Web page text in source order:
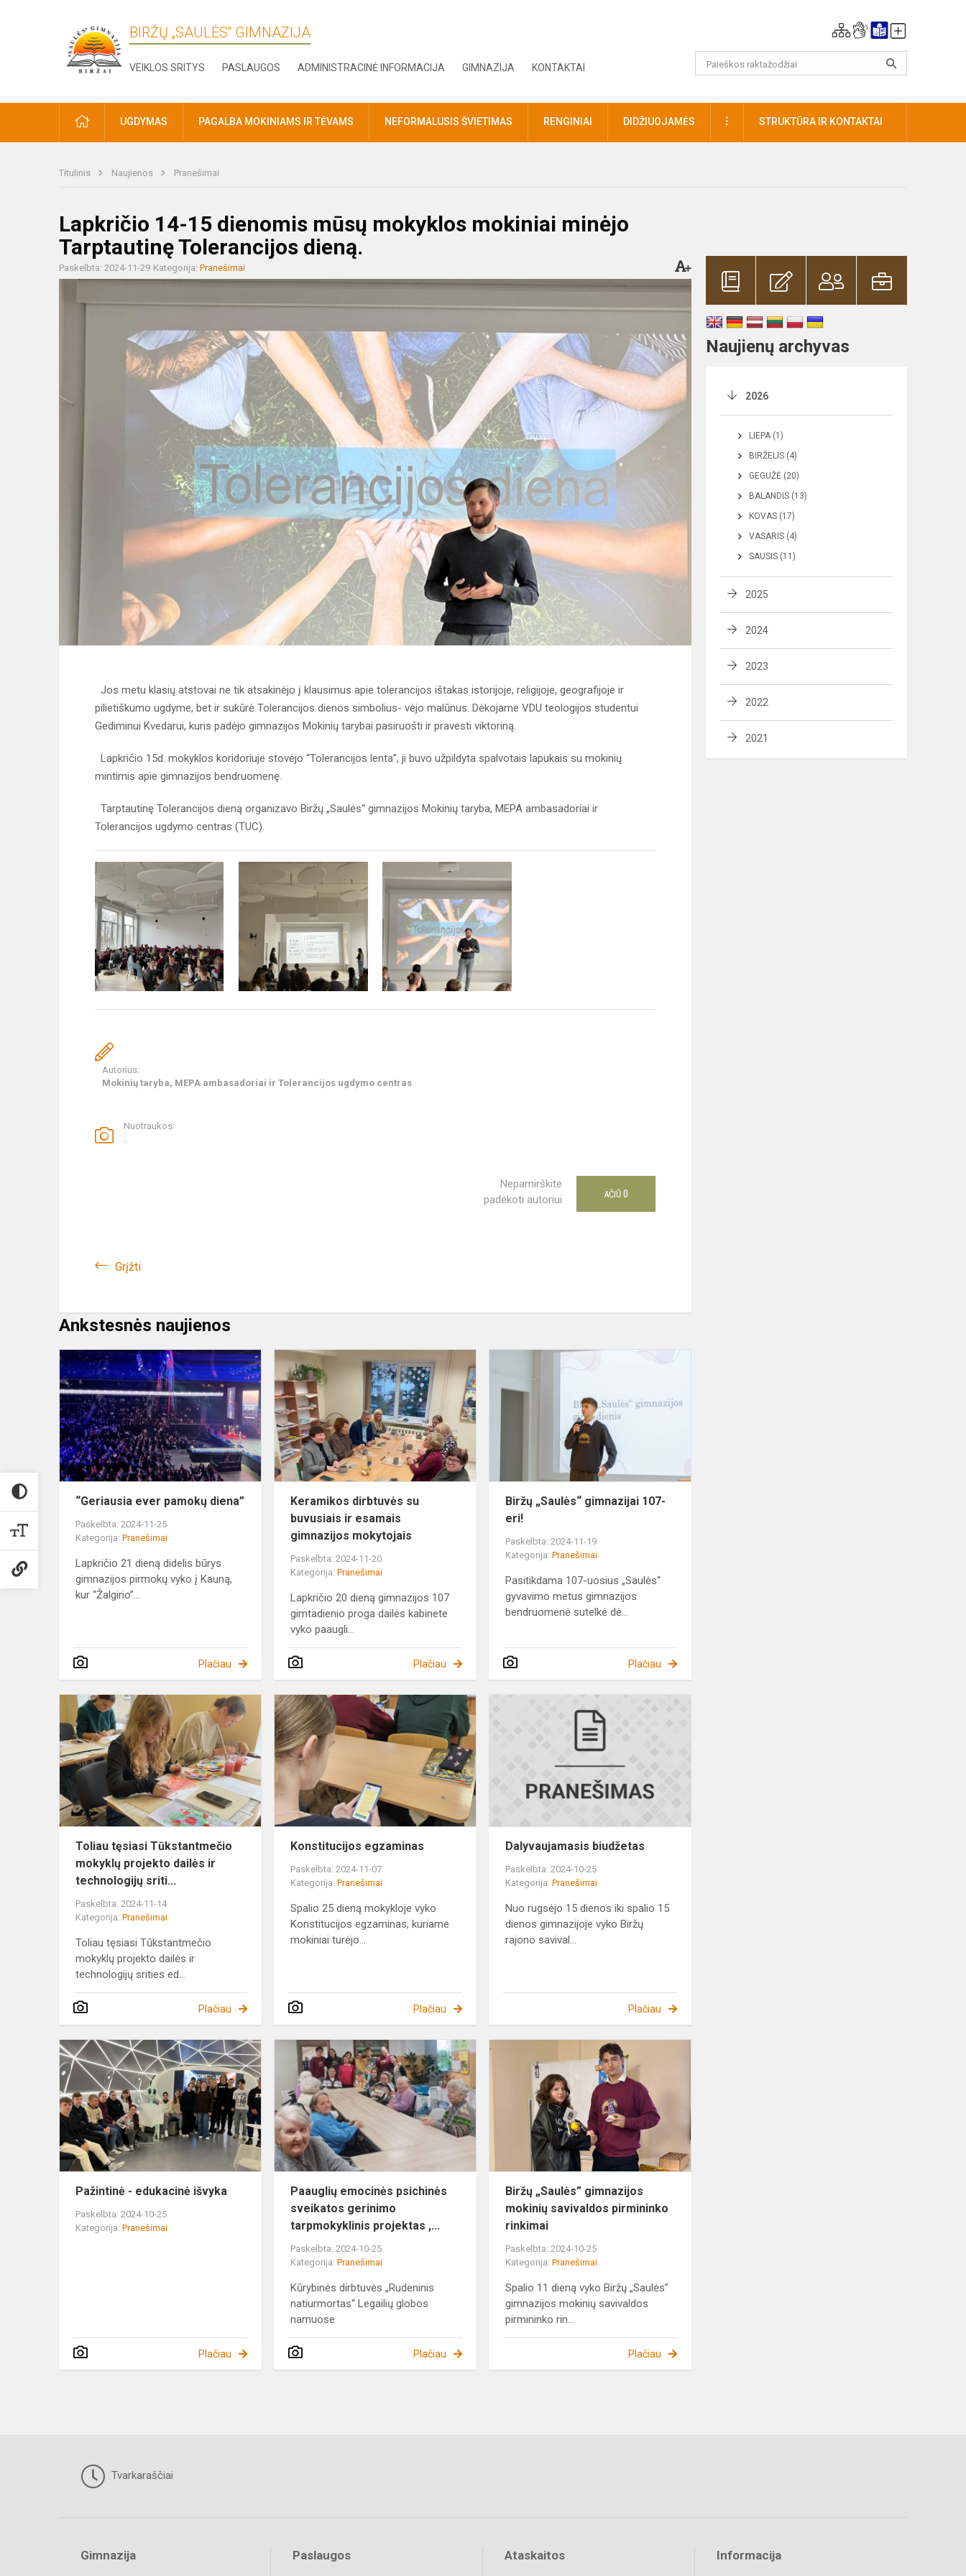
BIRŽŲ „SAULĖS“ GIMNAZIJA
VEIKLOS SRITYS PASLAUGOS ADMINISTRACINĖ INFORMACIJA GIMNAZIJA KONTAKTAI
PRADŽIAUGDYMAS PAGALBA MOKINIAMS IR TĖVAMS NEFORMALUSIS ŠVIETIMAS RENGINIAI DIDŽIUOJAMĖS DAUGIAUSTRUKTŪRA IR KONTAKTAI
Titulinis Naujienos Pranešimai
Lapkričio 14-15 dienomis mūsų mokyklos mokiniai minėjo
Tarptautinę Tolerancijos dieną.
Paskelbta: 2024-11-29 Kategorija: Pranešimai
Jos metu klasių atstovai ne tik atsakinėjo į klausimus apie tolerancijos ištakas istorijoje, religijoje, geografijoje ir
pilietiškumo ugdyme, bet ir sukūrė Tolerancijos dienos simbolius- vėjo malūnus. Dėkojame VDU teologijos studentui
Gediminui Kvedarui, kuris padėjo gimnazijos Mokinių tarybai pasiruošti ir pravesti viktoriną.
Lapkričio 15d. mokyklos koridoriuje stovėjo “Tolerancijos lenta”, ji buvo užpildyta spalvotais lapukais su mokinių
mintimis apie gimnazijos bendruomenę.
Tarptautinę Tolerancijos dieną organizavo Biržų „Saulės“ gimnazijos Mokinių taryba, MEPA ambasadoriai ir
Tolerancijos ugdymo centras (TUC).
Autorius:
Mokinių taryba, MEPA ambasadoriai ir Tolerancijos ugdymo centras
Nuotraukos:
.
Nepamirškite
padėkoti autoriui
AČIŪ 0
Grįžti
Ankstesnės naujienos
“Geriausia
ever
pamokų
diena”
“Geriausia ever pamokų diena”
Paskelbta: 2024-11-25
Kategorija: Pranešimai
Lapkričio 21 dieną didelis būrys
gimnazijos pirmokų vyko į Kauną,
kur “Žalgirio”...
Plačiau
dirbtuvės
su
buvusiais
ir
gimnazijos
Keramikos dirbtuvės su
buvusiais ir esamais
gimnazijos mokytojais
Paskelbta: 2024-11-20
Kategorija:Pranešimai
Lapkričio 20 dieną gimnazijos 107
gimtadienio proga dailės kabinete
vyko paaugli...
Plačiau
Biržų „Saulės“ gimnazijai 107-
eri!
Paskelbta: 2024-11-19
Kategorija:Pranešimai
Pasitikdama 107-uosius „Saulės“
gyvavimo metus gimnazijos
bendruomenė sutelkė dė...
Plačiau
Toliau
tęsiasi
Tūkstantmečio
mokyklų
projekto
dailės
ir
te...
Toliau tęsiasi Tūkstantmečio
mokyklų projekto dailės ir
technologijų sriti...
Paskelbta: 2024-11-14
Kategorija: Pranešimai
Toliau tęsiasi Tūkstantmečio
mokyklų projekto dailės ir
technologijų srities ed...
Plačiau
Konstitucijos
egzaminas
Konstitucijos egzaminas
Paskelbta: 2024-11-07
Kategorija:Pranešimai
Spalio 25 dieną mokykloje vyko
Konstitucijos egzaminas, kuriame
mokiniai turėjo...
Plačiau
Dalyvaujamasis biudžetas
Paskelbta: 2024-10-25
Kategorija:Pranešimai
Nuo rugsėjo 15 dienos iki spalio 15
dienos gimnazijoje vyko Biržų
rajono savival...
Plačiau
Pažintinė
-
edukacinė
išvyka
Pažintinė - edukacinė išvyka
Paskelbta: 2024-10-25
Kategorija: Pranešimai
Plačiau
Paauglių
gerinimo
tarpmokyklin...
Paauglių emocinės psichinės
sveikatos gerinimo
tarpmokyklinis projektas ,...
Paskelbta: 2024-10-25
Kategorija:Pranešimai
Kūrybinės dirbtuvės „Rudeninis
natiurmortas“ Legailių globos
namuose
Plačiau
savivaldos
Biržų „Saulės” gimnazijos
mokinių savivaldos pirmininko
rinkimai
Paskelbta: 2024-10-25
Kategorija:Pranešimai
Spalio 11 dieną vyko Biržų „Saulės”
gimnazijos mokinių savivaldos
pirmininko rin...
Plačiau
Naujienų archyvas
2026
LIEPA (1)
BIRŽELIS (4)
GEGUŽĖ (20)
BALANDIS (13)
KOVAS (17)
VASARIS (4)
SAUSIS (11)
2025
2024
2023
2022
2021
Tvarkaraščiai
Gimnazija Paslaugos Ataskaitos Informacija